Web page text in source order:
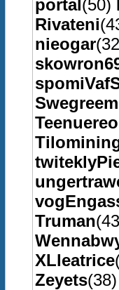
portal(50)
Rivateni
nieogar
Truman
XLleatrice
Zeyets(38)